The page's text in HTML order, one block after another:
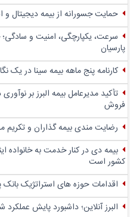
حمایت جسورانه از بیمه دیجیتال و
سرعت، یکپارچگی، امنیت و سادگی؛
پارسیان
کارنامه پنج ماهه بیمه سینا در یک نگاه
تأکید مدیرعامل بیمه البرز بر نوآوری
فروش
رضایت مندی بیمه گذاران و
بیمه دی در کنار خدمت به خانواده
کشور است
اقدامات حوزه های استراتژیک بانک
البرز آنلاین؛ داشبورد پایش عملکرد